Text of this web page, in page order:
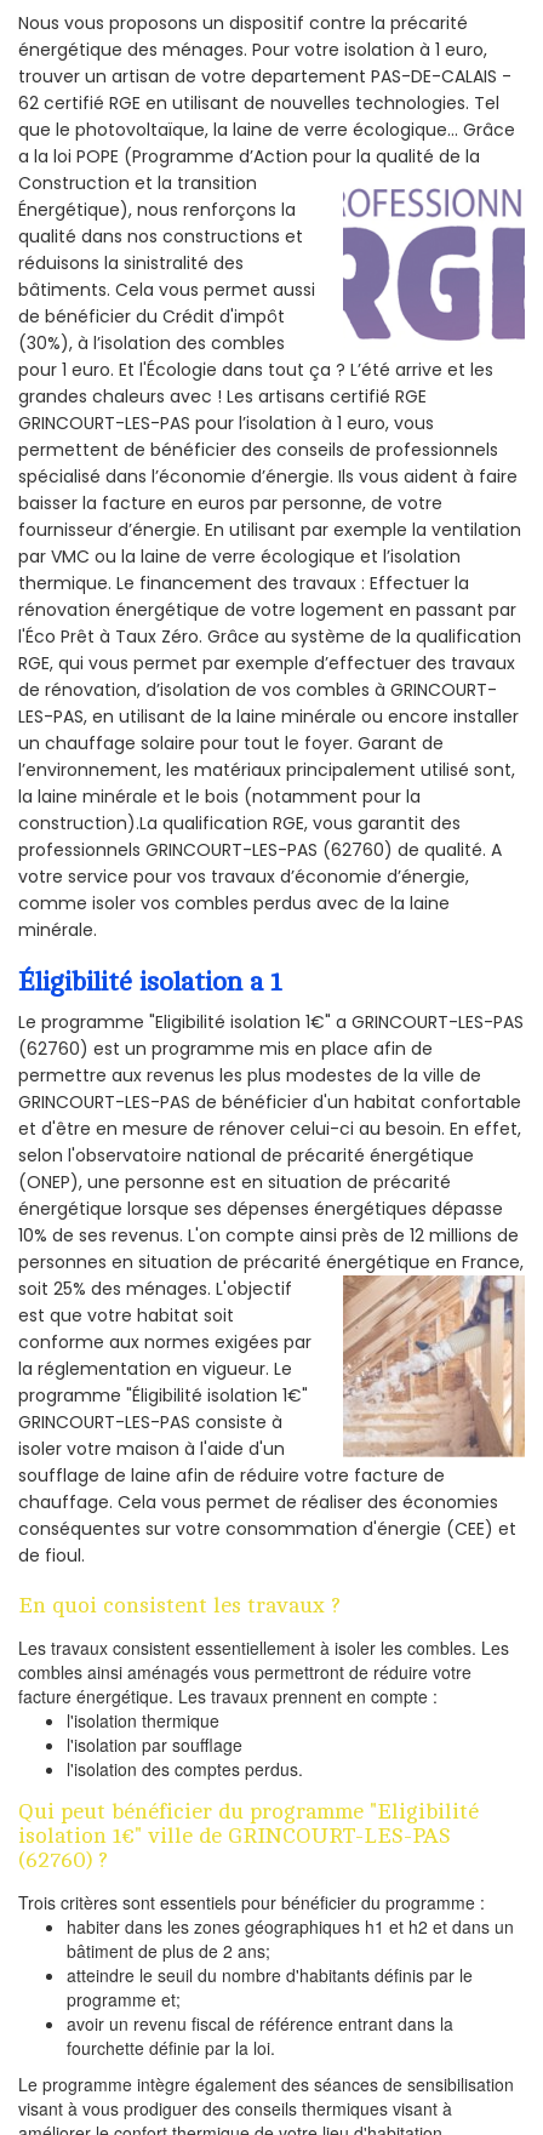
Nous vous proposons un dispositif contre la précarité
énergétique des ménages. Pour votre isolation à 1 euro,
trouver un artisan de votre departement PAS-DE-CALAIS -
62 certifié RGE en utilisant de nouvelles technologies. Tel
que le photovoltaïque, la laine de verre écologique... Grâce
a la loi POPE (Programme d’Action pour la qualité de la
Construction et la transition
Énergétique), nous renforçons la
qualité dans nos constructions et
réduisons la sinistralité des
bâtiments. Cela vous permet aussi
de bénéficier du Crédit d'impôt
(30%), à l’isolation des combles
pour 1 euro. Et l'Écologie dans tout ça ? L’été arrive et les
grandes chaleurs avec ! Les artisans certifié RGE
GRINCOURT-LES-PAS pour l’isolation à 1 euro, vous
permettent de bénéficier des conseils de professionnels
spécialisé dans l’économie d’énergie. Ils vous aident à faire
baisser la facture en euros par personne, de votre
fournisseur d’énergie. En utilisant par exemple la ventilation
par VMC ou la laine de verre écologique et l’isolation
thermique. Le financement des travaux : Effectuer la
rénovation énergétique de votre logement en passant par
l'Éco Prêt à Taux Zéro. Grâce au système de la qualification
RGE, qui vous permet par exemple d’effectuer des travaux
de rénovation, d’isolation de vos combles à GRINCOURT-
LES-PAS, en utilisant de la laine minérale ou encore installer
un chauffage solaire pour tout le foyer. Garant de
l’environnement, les matériaux principalement utilisé sont,
la laine minérale et le bois (notamment pour la
construction).La qualification RGE, vous garantit des
professionnels GRINCOURT-LES-PAS (62760) de qualité. A
votre service pour vos travaux d’économie d’énergie,
comme isoler vos combles perdus avec de la laine
minérale.
Éligibilité isolation a 1
Le programme "Eligibilité isolation 1€" a GRINCOURT-LES-PAS
(62760) est un programme mis en place afin de
permettre aux revenus les plus modestes de la ville de
GRINCOURT-LES-PAS de bénéficier d'un habitat confortable
et d'être en mesure de rénover celui-ci au besoin. En effet,
selon l'observatoire national de précarité énergétique
(ONEP), une personne est en situation de précarité
énergétique lorsque ses dépenses énergétiques dépasse
10% de ses revenus. L'on compte ainsi près de 12 millions de
personnes en situation de précarité énergétique en France,
soit 25% des ménages. L'objectif
est que votre habitat soit
conforme aux normes exigées par
la réglementation en vigueur. Le
programme "Éligibilité isolation 1€"
GRINCOURT-LES-PAS consiste à
isoler votre maison à l'aide d'un
soufflage de laine afin de réduire votre facture de
chauffage. Cela vous permet de réaliser des économies
conséquentes sur votre consommation d'énergie (CEE) et
de fioul.
En quoi consistent les travaux ?
Les travaux consistent essentiellement à isoler les combles. Les
combles ainsi aménagés vous permettront de réduire votre
facture énergétique. Les travaux prennent en compte :
l'isolation thermique
l'isolation par soufflage
l'isolation des comptes perdus.
Qui peut bénéficier du programme "Eligibilité
isolation 1€" ville de GRINCOURT-LES-PAS
(62760) ?
Trois critères sont essentiels pour bénéficier du programme :
habiter dans les zones géographiques h1 et h2 et dans un
bâtiment de plus de 2 ans;
atteindre le seuil du nombre d'habitants définis par le
programme et;
avoir un revenu fiscal de référence entrant dans la
fourchette définie par la loi.
Le programme intègre également des séances de sensibilisation
visant à vous prodiguer des conseils thermiques visant à